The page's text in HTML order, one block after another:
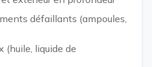
défaillants (ampoules,
(huile, liquide de